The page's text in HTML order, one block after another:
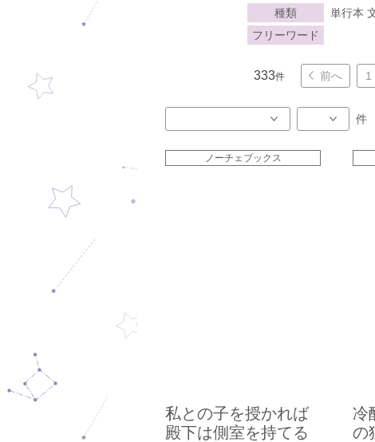
種類
単行本
フリーワード
333件 前へ 1
件
ノーチェブックス
私との子を授かれば
殿下は側室を持てる
冷
の